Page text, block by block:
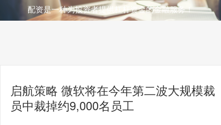
配资是一种为投资者提供杠杆资金的金融服务！
启航策略 微软将在今年第二波大规模裁
员中裁掉约9,000名员工